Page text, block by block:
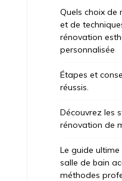
Quels choix de
et de
rénovation
personnalisée
Étapes et
réussis.
Découvrez les
rénovation de
Le guide
salle de bain
méthodes